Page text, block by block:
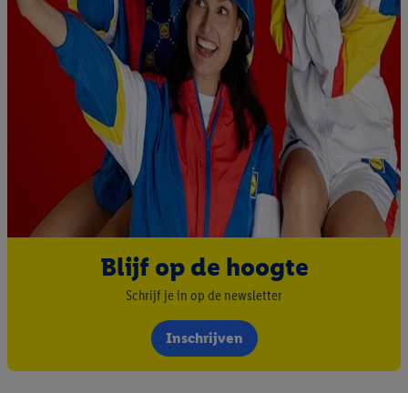
Blijf op de hoogte
Schrijf je in op de newsletter
Inschrijven